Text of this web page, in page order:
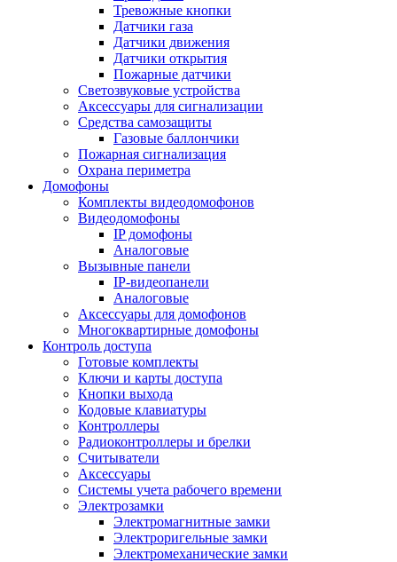
Тревожные кнопки
Датчики газа
Датчики движения
Датчики открытия
Пожарные датчики
Светозвуковые устройства
Аксессуары для сигнализации
Средства самозащиты
Газовые баллончики
Пожарная сигнализация
Охрана периметра
Домофоны
Комплекты видеодомофонов
Видеодомофоны
IP домофоны
Аналоговые
Вызывные панели
IP-видеопанели
Аналоговые
Аксессуары для домофонов
Многоквартирные домофоны
Контроль доступа
Готовые комплекты
Ключи и карты доступа
Кнопки выхода
Кодовые клавиатуры
Контроллеры
Радиоконтроллеры и брелки
Считыватели
Аксессуары
Системы учета рабочего времени
Электрозамки
Электромагнитные замки
Электроригельные замки
Электромеханические замки